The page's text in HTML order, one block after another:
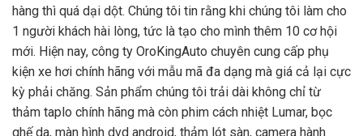
hàng thì quá dại dột. Chúng tôi tin rằng khi chúng tôi làm cho
1 người khách hài lòng, tức là tạo cho mình thêm 10 cơ hội
mới. Hiện nay, công ty OroKingAuto chuyên cung cấp phụ
kiện xe hơi chính hãng với mẫu mã đa dạng mà giá cả lại cực
kỳ phải chăng. Sản phẩm chúng tôi trải dài không chỉ từ
thảm taplo chính hãng mà còn phim cách nhiệt Lumar, bọc
ghế da, màn hình dvd android, thảm lót sàn, camera hành